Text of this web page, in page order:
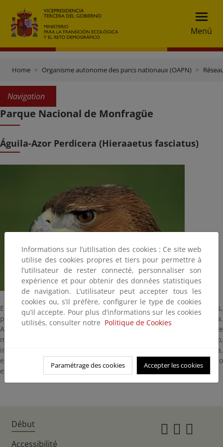
Menú
Home Organisme autonome des parcs nationaux (OAPN)
Navigation
Parque Nacional de Monfragüe
Águila-Azor Perdicera (Hieraaetus fasciatus)
Elegante y poderosa. Caza liebres, conejos, perdices, cuervos,
palomas... Parte superior oscura y parte inferior blanca listada.
Anida en cortados rocosos y excepcionalmente en árboles. Ave
muy agresiva, hará frente a cualquier intruso en su territorio,
incluso a la mucho mayor águila real. Rapaz de media montaña,
en Monfragüe no tiene su hábitat óptimo y su presencia no
excede de las 4-6 parejas.
Informations sur l’utilisation des cookies : Ce site web
utilise des cookies propres et tiers pour permettre à
l’utilisateur de rester connecté, personnaliser son
expérience et pour obtenir des données statistiques
de navigation. L’utilisateur peut accepter tous les
cookies ou, s’il préfère, configurer le type de cookies
qu’il accepte. Pour plus d’informations sur les cookies
utilisés, consulter notre Politique de Cookies
Paramétrage des cookies Accepter les cookies
Début
Accessibilité